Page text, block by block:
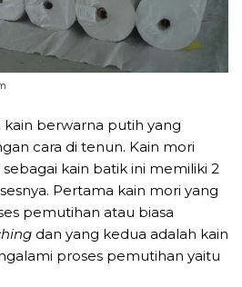
berwarna putih yang
cara di tenun. Kain mori
kain batik ini memiliki 2
Pertama kain mori yang
pemutihan atau biasa
dan yang kedua adalah kain
proses pemutihan yaitu